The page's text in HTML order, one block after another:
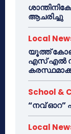
ആചരിച്ചു
Local
യൂത്ത്
എസ് എൽ
School &
“നവ് ഓറ”
Local